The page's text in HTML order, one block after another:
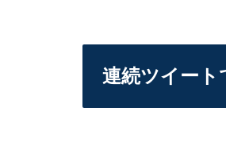
連続ツイート